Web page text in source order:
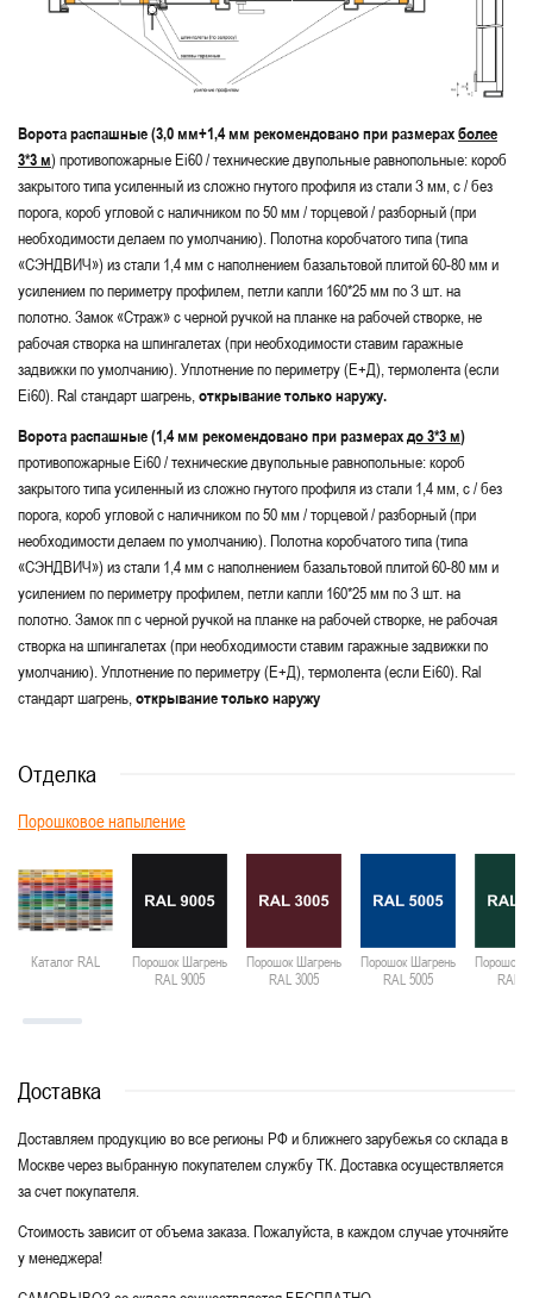
Ворота распашные (3,0 мм+1,4 мм рекомендовано при размерахболее
3*3 м) противопожарные Ei60 / технические двупольные равнопольные: короб
закрытого типа усиленный из сложно гнутого профиля из стали З мм, с / без
порога, короб угловой с наличником по 50 мм / торцевой / разборный (при
необходимости делаем по умолчанию). Полотна коробчатого типа (типа
«СЭНДВИЧ») из стали 1,4 мм с наполнением базальтовой плитой 60-80 мм и
усилением по периметру профилем, петли капли 160*25 мм по З шт. на
полотно. Замок «Страж» с черной ручкой на планке на рабочей створке, не
рабочая створка на шпингалетах (при необходимости ставим гаражные
задвижки по умолчанию). Уплотнение по периметру (Е+Д), термолента (если
Ei60). Ral стандарт шагрень,открывание только наружу.
Ворота распашные (1,4 мм рекомендовано при размерахдо 3*3 м)
противопожарные Ei60 / технические двупольные равнопольные: короб
закрытого типа усиленный из сложно гнутого профиля из стали 1,4 мм, с / без
порога, короб угловой с наличником по 50 мм / торцевой / разборный (при
необходимости делаем по умолчанию). Полотна коробчатого типа (типа
«СЭНДВИЧ») из стали 1,4 мм с наполнением базальтовой плитой 60-80 мм и
усилением по периметру профилем, петли капли 160*25 мм по З шт. на
полотно. Замок пп с черной ручкой на планке на рабочей створке, не рабочая
створка на шпингалетах (при необходимости ставим гаражные задвижки по
умолчанию). Уплотнение по периметру (Е+Д), термолента (если Ei60). Ral
стандарт шагрень,открывание только наружу
Отделка
Порошковое напыление
Каталог RAL
Порошок Шагрень
RAL 9005
Порошок Шагрень
RAL 3005
Порошок Шагрень
RAL 5005
Порошок
RAL
Доставка
Доставляем продукцию во все регионы РФ и ближнего зарубежья со склада в
Москве через выбранную покупателем службу ТК. Доставка осуществляется
за счет покупателя.
Стоимость зависит от объема заказа. Пожалуйста, в каждом случае уточняйте
у менеджера!